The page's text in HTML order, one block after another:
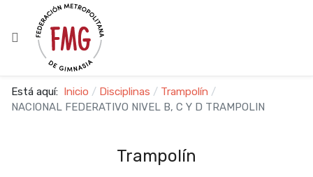
Está aquí: Inicio Disciplinas
Trampolín
NACIONAL FEDERATIVO NIVEL B, C Y D TRAMPOLIN
Trampolín